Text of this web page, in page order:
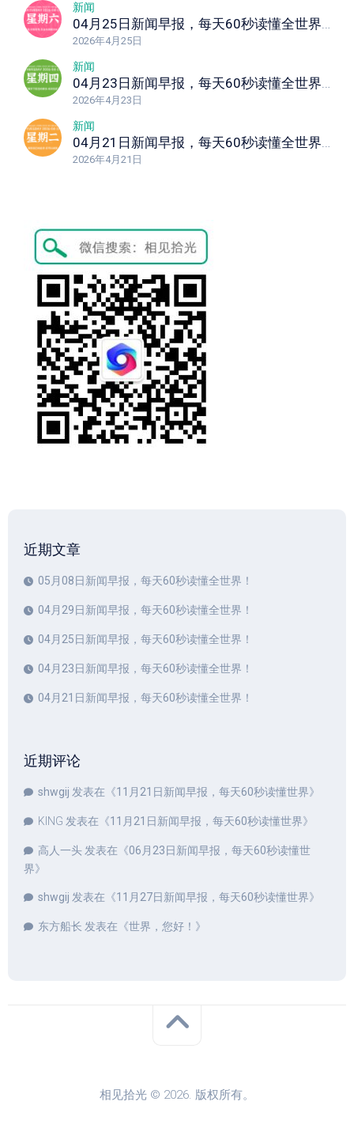
新闻
04月25日新闻早报，每天60秒读懂全世界！
2026年4月25日
新闻
04月23日新闻早报，每天60秒读懂全世界！
2026年4月23日
新闻
04月21日新闻早报，每天60秒读懂全世界！
2026年4月21日
近期文章
05月08日新闻早报，每天60秒读懂全世界！
04月29日新闻早报，每天60秒读懂全世界！
04月25日新闻早报，每天60秒读懂全世界！
04月23日新闻早报，每天60秒读懂全世界！
04月21日新闻早报，每天60秒读懂全世界！
近期评论
shwgij 发表在《11月21日新闻早报，每天60秒读懂世界》
KING 发表在《11月21日新闻早报，每天60秒读懂世界》
高人一头 发表在《06月23日新闻早报，每天60秒读懂世
界》
shwgij 发表在《11月27日新闻早报，每天60秒读懂世界》
东方船长 发表在《世界，您好！ 》
相见拾光 © 2026. 版权所有。